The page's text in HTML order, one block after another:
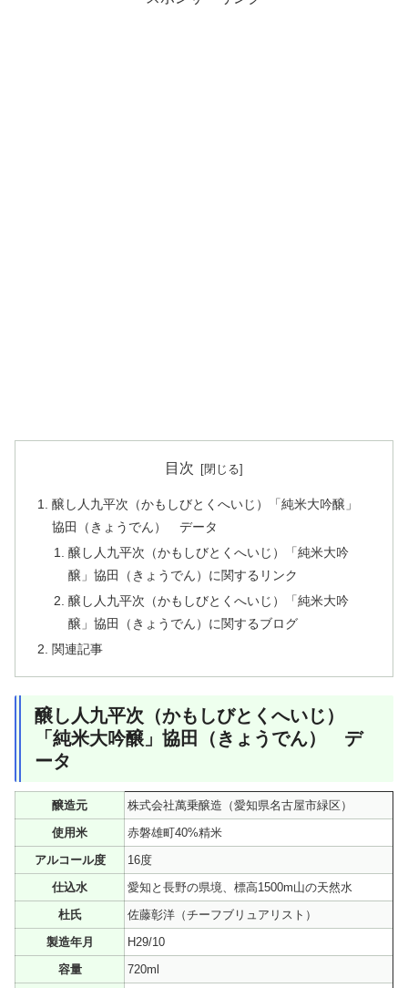
目次
醸し人九平次（かもしびとくへいじ）「純米大吟醸」
協田（きょうでん） データ
醸し人九平次（かもしびとくへいじ）「純米大吟
醸」協田（きょうでん）に関するリンク
醸し人九平次（かもしびとくへいじ）「純米大吟
醸」協田（きょうでん）に関するブログ
関連記事
醸し人九平次（かもしびとくへいじ）
「純米大吟醸」協田（きょうでん） デ
ータ
醸造元
株式会社萬乗醸造（愛知県名古屋市緑区）
使用米
赤磐雄町40%精米
アルコール度
16度
仕込水
愛知と長野の県境、標高1500m山の天然水
杜氏
佐藤彰洋（チーフブリュアリスト）
製造年月
H29/10
容量
720ml